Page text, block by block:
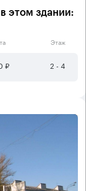
этом здании:
Этаж
₽ 2 - 4